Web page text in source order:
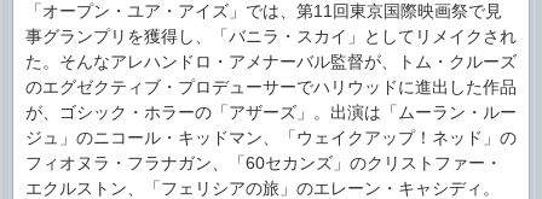
「オープン・ユア・アイズ」では、第11回東京国際映画祭で見
事グランプリを獲得し、「バニラ・スカイ」としてリメイクされ
た。そんなアレハンドロ・アメナーバル監督が、トム・クルーズ
のエグゼクティブ・プロデューサーでハリウッドに進出した作品
が、ゴシック・ホラーの「アザーズ」。出演は「ムーラン・ルー
ジュ」のニコール・キッドマン、「ウェイクアップ！ネッド」の
フィオヌラ・フラナガン、「60セカンズ」のクリストファー・
エクルストン、「フェリシアの旅」のエレーン・キャシディ。